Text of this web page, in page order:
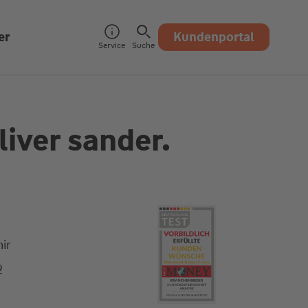
Service Suche Kundenportal
sander.